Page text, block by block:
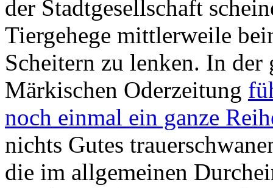
der Stadtgesellschaft
Tiergehege mittlerweile
Scheitern zu lenken. In der
Märkischen Oderzeitung
noch einmal ein ganze
nichts Gutes
die im allgemeinen